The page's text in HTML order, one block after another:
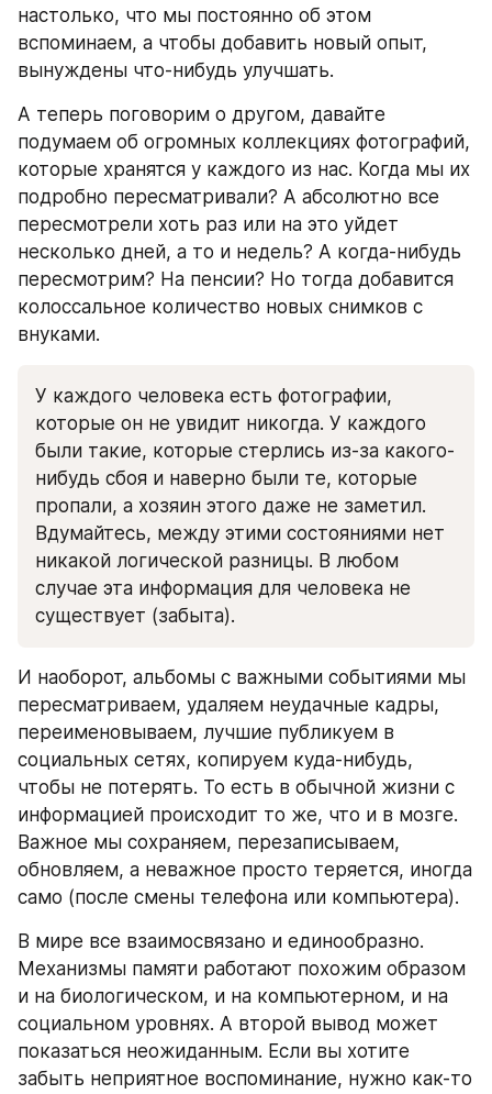
настолько, что мы постоянно об этом
вспоминаем, а чтобы добавить новый опыт,
вынуждены что-нибудь улучшать.
А теперь поговорим о другом, давайте
подумаем об огромных коллекциях фотографий,
которые хранятся у каждого из нас. Когда мы их
подробно пересматривали? А абсолютно все
пересмотрели хоть раз или на это уйдет
несколько дней, а то и недель? А когда-нибудь
пересмотрим? На пенсии? Но тогда добавится
колоссальное количество новых снимков с
внуками.
У каждого человека есть фотографии,
которые он не увидит никогда. У каждого
были такие, которые стерлись из-за какого-
нибудь сбоя и наверно были те, которые
пропали, а хозяин этого даже не заметил.
Вдумайтесь, между этими состояниями нет
никакой логической разницы. В любом
случае эта информация для человека не
существует (забыта).
И наоборот, альбомы с важными событиями мы
пересматриваем, удаляем неудачные кадры,
переименовываем, лучшие публикуем в
социальных сетях, копируем куда-нибудь,
чтобы не потерять. То есть в обычной жизни с
информацией происходит то же, что и в мозге.
Важное мы сохраняем, перезаписываем,
обновляем, а неважное просто теряется, иногда
само (после смены телефона или компьютера).
В мире все взаимосвязано и единообразно.
Механизмы памяти работают похожим образом
и на биологическом, и на компьютерном, и на
социальном уровнях. А второй вывод может
показаться неожиданным. Если вы хотите
забыть неприятное воспоминание, нужно как-то